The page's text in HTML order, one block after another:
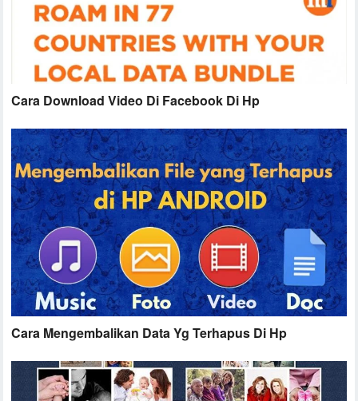
Cara Download Video Di Facebook Di Hp
Cara Mengembalikan Data Yg Terhapus Di Hp